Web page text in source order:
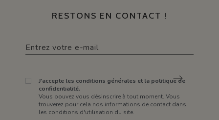
RESTONS EN CONTACT !
J'accepte les conditions générales et la politique de
confidentialité.
Vous pouvez vous désinscrire à tout moment. Vous
trouverez pour cela nos informations de contact dans
les conditions d'utilisation du site.